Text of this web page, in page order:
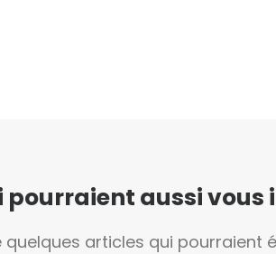
aussi vous
quelques articles qui pourraient